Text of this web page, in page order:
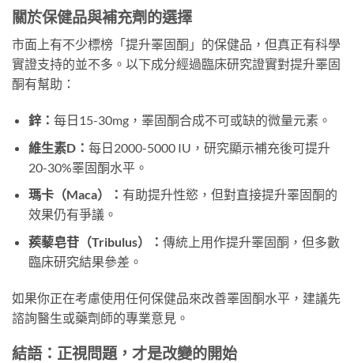
關於保健品與補充劑的選擇
市面上有不少標榜「提升睪固酮」的保健品，但真正有科學
實證支持的並不多。以下成分經過臨床研究證實對提升睪固
酮有幫助：
鋅： 每日15-30mg，睪固酮合成不可或缺的微量元素。
維生素D： 每日2000-5000 IU，研究顯示補充後可提升
20-30%睪固酮水平。
瑪卡（Maca）： 有助提升性慾，但對直接提升睪固酮的
效果仍有爭議。
蒺藜皂苷（Tribulus）： 傳統上用作提升睪固酮，但多數
臨床研究結果參差。
如果你正在考慮使用任何保健品來改善睪固酮水平，建議先
諮詢醫生或藥劑師的專業意見。
結語：正視問題，才是改變的開始